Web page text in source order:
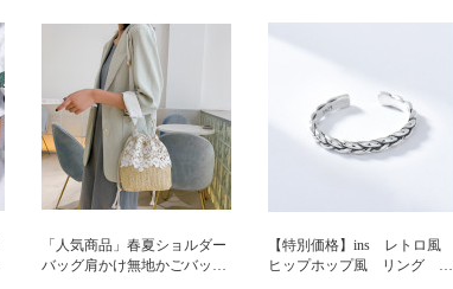
「人気商品」春夏ショルダー
バッグ肩かけ無地かごバッグ
【特別価格】ins レトロ風
ヒップホップ風 リング シ